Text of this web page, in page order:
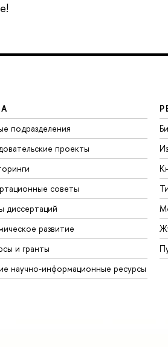
подразделения
проекты
советы
диссертаций
развитие
и гранты
научно-информационные ресурсы